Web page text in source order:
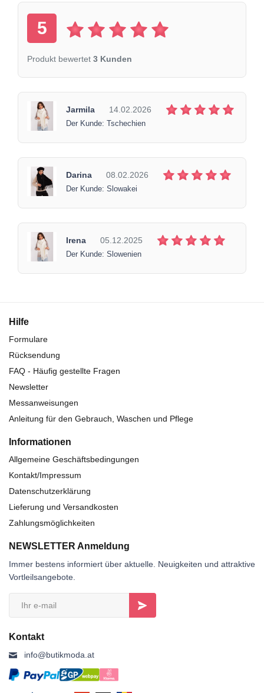
5
Produkt bewertet 3 Kunden
Jarmila 14.02.2026
Der Kunde: Tschechien
Darina 08.02.2026
Der Kunde: Slowakei
Irena 05.12.2025
Der Kunde: Slowenien
Hilfe
Formulare
Rücksendung
FAQ - Häufig gestellte Fragen
Newsletter
Messanweisungen
Anleitung für den Gebrauch, Waschen und Pflege
Informationen
Allgemeine Geschäftsbedingungen
Kontakt/Impressum
Datenschutzerklärung
Lieferung und Versandkosten
Zahlungsmöglichkeiten
NEWSLETTER Anmeldung
Immer bestens informiert über aktuelle. Neuigkeiten und attraktive
Vortleilsangebote.
Kontakt
info@butikmoda.at